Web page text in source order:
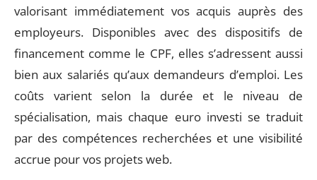
valorisant immédiatement vos acquis auprès des
employeurs. Disponibles avec des dispositifs de
financement comme le CPF, elles s’adressent aussi
bien aux salariés qu’aux demandeurs d’emploi. Les
coûts varient selon la durée et le niveau de
spécialisation, mais chaque euro investi se traduit
par des compétences recherchées et une visibilité
accrue pour vos projets web.